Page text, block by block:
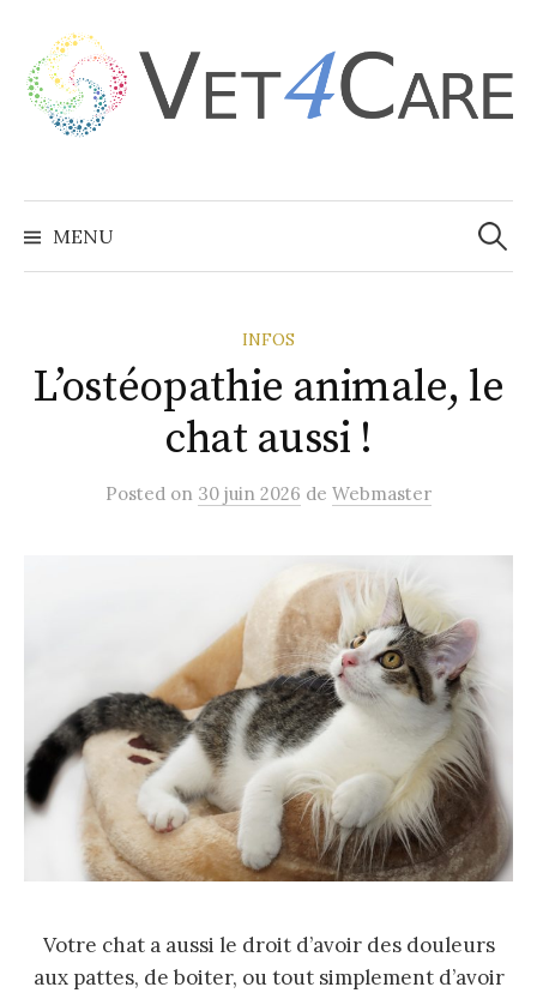
contenu
MENU
INFOS
L’ostéopathie animale, le
chat aussi !
Posted on 30 juin 2026 de Webmaster
Votre chat a aussi le droit d’avoir des douleurs
aux pattes, de boiter, ou tout simplement d’avoir